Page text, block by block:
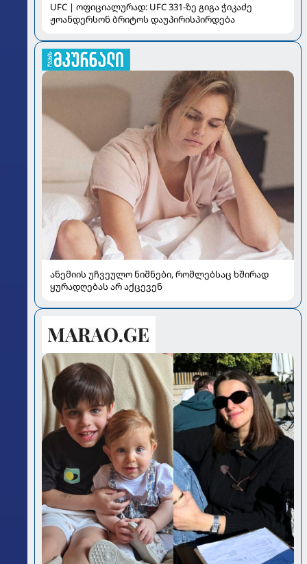
UFC | ოფიციალურად: UFC 331-ზე გიგა ჭიკაძე
ჟოანდერსონ ბრიტოს დაუპირისპირდება
ანემიის უჩვეულო ნიშნები, რომლებსაც ხშირად
ყურადღებას არ აქცევენ